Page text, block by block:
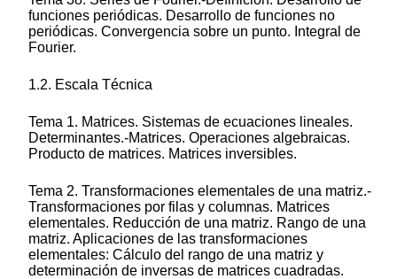
funciones periódicas. Desarrollo de funciones no
periódicas. Convergencia sobre un punto. Integral de
Fourier.
1.2. Escala Técnica
Tema 1. Matrices. Sistemas de ecuaciones lineales.
Determinantes.-Matrices. Operaciones algebraicas.
Producto de matrices. Matrices inversibles.
Tema 2. Transformaciones elementales de una matriz.-
Transformaciones por filas y columnas. Matrices
elementales. Reducción de una matriz. Rango de una
matriz. Aplicaciones de las transformaciones
elementales: Cálculo del rango de una matriz y
determinación de inversas de matrices cuadradas.